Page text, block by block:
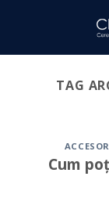
TAG
Cum